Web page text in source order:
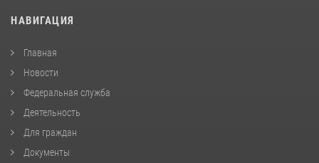
НАВИГАЦИЯ
Главная
Новости
Федеральная служба
Деятельность
Для граждан
Документы